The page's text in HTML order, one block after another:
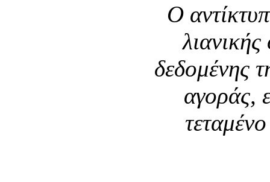
Ο
δεδομένης
αγοράς,